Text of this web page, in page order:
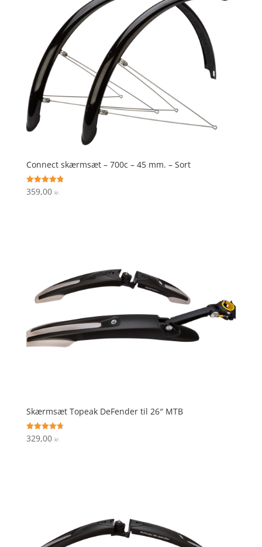
Connect skærmsæt – 700c – 45 mm. – Sort
Vurderet
4.8
359,00 kr.
Skærmsæt Topeak DeFender til 26″ MTB
Vurderet
4.7
329,00 kr.